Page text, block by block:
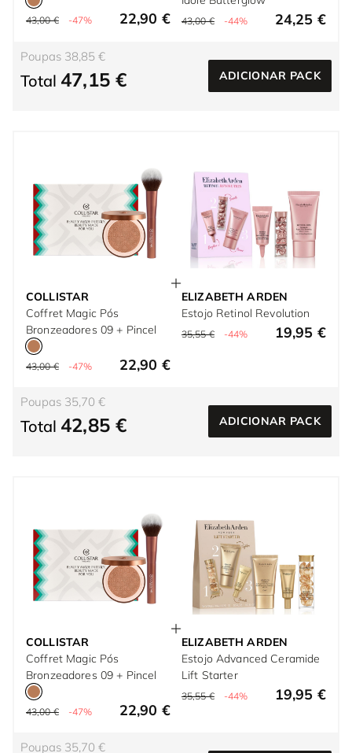
43,00 € -47% 22,90 € 43,00 € -44% 24,25 €
Poupas 38,85 €
Total 47,15 € ADICIONAR PACK
COLLISTAR
Coffret Magic Pós
Bronzeadores 09 + Pincel
43,00 € -47% 22,90 €
ELIZABETH ARDEN
Estojo Retinol Revolution
35,55 € -44% 19,95 €
Poupas 35,70 €
Total 42,85 € ADICIONAR PACK
COLLISTAR
Coffret Magic Pós
Bronzeadores 09 + Pincel
43,00 € -47% 22,90 €
ELIZABETH ARDEN
Estojo Advanced Ceramide
Lift Starter
35,55 € -44% 19,95 €
Poupas 35,70 €